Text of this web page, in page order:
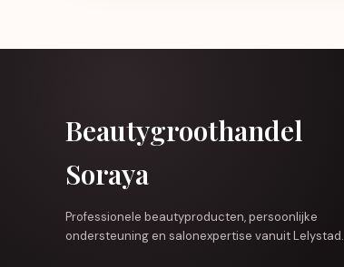
Beautygroothandel
Soraya
Professionele beautyproducten, persoonlijke
ondersteuning en salonexpertise vanuit Lelystad.